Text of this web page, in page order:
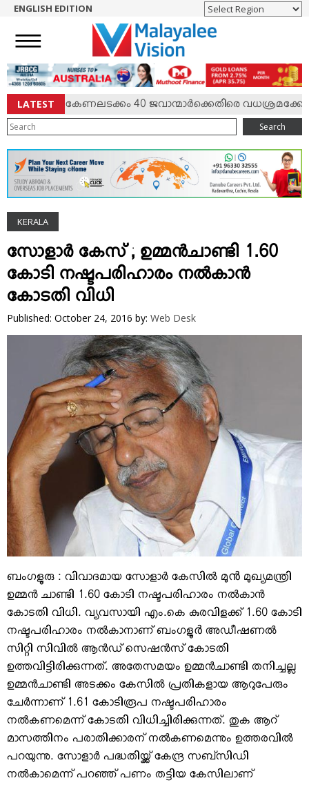
NEWS
ENGLISH
NRI
ENTERTAINMENT
MV SPECIAL
SPORTS
LIFESTYLE
TECH & AUTO
SOCIAL SPHERE
EDITORIAL
ARTS & LITERATURE
MAGAZINE
VIDEOS
YOUR SAY
KARSHAKAN
TOURS & TRAVEL
GREETINGS
CLASSIFIEDS
OBITUARY
ENGLISH EDITION
LATEST
കേണലടക്കം 40 ജവാന്മാര്‍ക്കെതിരെ വധശ്രമക്കേസ്
Search
KERALA
സോളാര്‍ കേസ് ; ഉമ്മന്‍ചാണ്ടി 1.60
കോടി നഷ്ടപരിഹാരം നല്‍കാന്‍
കോടതി വിധി
Published: October 24, 2016 by: Web Desk
ബംഗളൂരു : വിവാദമായ സോളാര്‍ കേസില്‍ മുൻ മുഖ്യമന്ത്രി
ഉമ്മന്‍ ചാണ്ടി 1.60 കോടി നഷ്ടപരിഹാരം നല്‍കാന്‍
കോടതി വിധി. വ്യവസായി എം.കെ കുരവിളക്ക് 1.60 കോടി
നഷ്ടപരിഹാരം നല്‍കാനാണ് ബംഗളൂർ അഡീഷണല്‍
സിറ്റി സിവില്‍ ആന്‍ഡ് സെഷന്‍സ് കോടതി
ഉത്തവിട്ടിരിക്കുന്നത്. അതേസമയം ഉമ്മന്‍ചാണ്ടി തനിച്ചല്ല
ഉമ്മന്‍ചാണ്ടി അടക്കം കേസില്‍ പ്രതികളായ ആറുപേരും
ചേര്‍ന്നാണ് 1.61 കോടിരൂപ നഷ്ടപരിഹാരം
നല്‍കണമെന്ന് കോടതി വിധിച്ചിരിക്കുന്നത്. തുക ആറ്
മാസത്തിനം പരാതിക്കാരന് നല്‍കണമെന്നും ഉത്തരവില്‍
പറയുന്നു. സോളാര്‍ പദ്ധതിയ്ക്ക് കേന്ദ്ര സബ്‌സിഡി
നല്‍കാമെന്ന് പറഞ്ഞ് പണം തട്ടിയ കേസിലാണ്